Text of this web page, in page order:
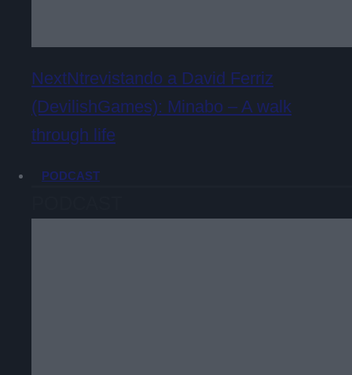
NextNtrevistando a David Ferriz
(DevilishGames): Minabo – A walk
through life
PODCAST